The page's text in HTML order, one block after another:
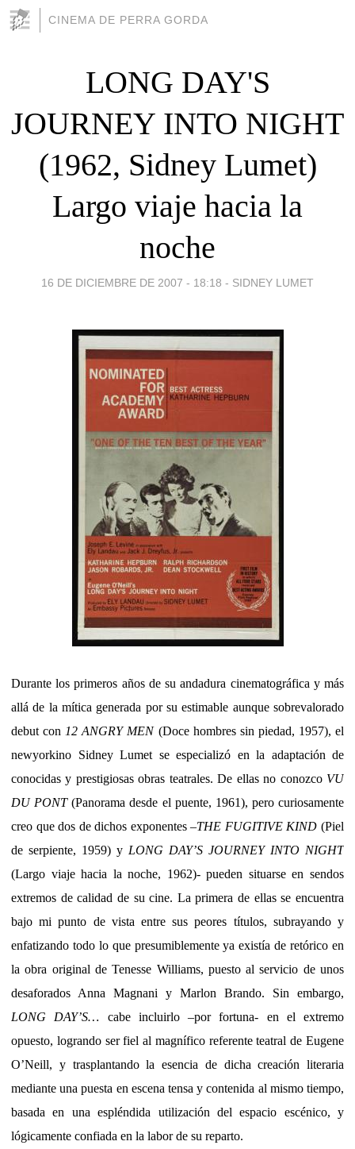
CINEMA DE PERRA GORDA
LONG DAY'S
JOURNEY INTO NIGHT
(1962, Sidney Lumet)
Largo viaje hacia la
noche
16 DE DICIEMBRE DE 2007 - 18:18 - SIDNEY LUMET
Durante los primeros años de su andadura cinematográfica y más
allá de la mítica generada por su estimable aunque sobrevalorado
debut con 12 ANGRY MEN(Doce hombres sin piedad, 1957), el
newyorkino Sidney Lumet se especializó en la adaptación de
conocidas y prestigiosas obras teatrales. De ellas no conozco VU
DU PONT(Panorama desde el puente, 1961), pero curiosamente
creo que dos de dichos exponentes –THE FUGITIVE KIND (Piel
de serpiente, 1959) y LONG DAY’S JOURNEY INTO NIGHT
(Largo viaje hacia la noche, 1962)- pueden situarse en sendos
extremos de calidad de su cine. La primera de ellas se encuentra
bajo mi punto de vista entre sus peores títulos, subrayando y
enfatizando todo lo que presumiblemente ya existía de retórico en
la obra original de Tenesse Williams, puesto al servicio de unos
desaforados Anna Magnani y Marlon Brando. Sin embargo,
LONG DAY’S… cabe incluirlo –por fortuna- en el extremo
opuesto, logrando ser fiel al magnífico referente teatral de Eugene
O’Neill, y trasplantando la esencia de dicha creación literaria
mediante una puesta en escena tensa y contenida al mismo tiempo,
basada en una espléndida utilización del espacio escénico, y
lógicamente confiada en la labor de su reparto.